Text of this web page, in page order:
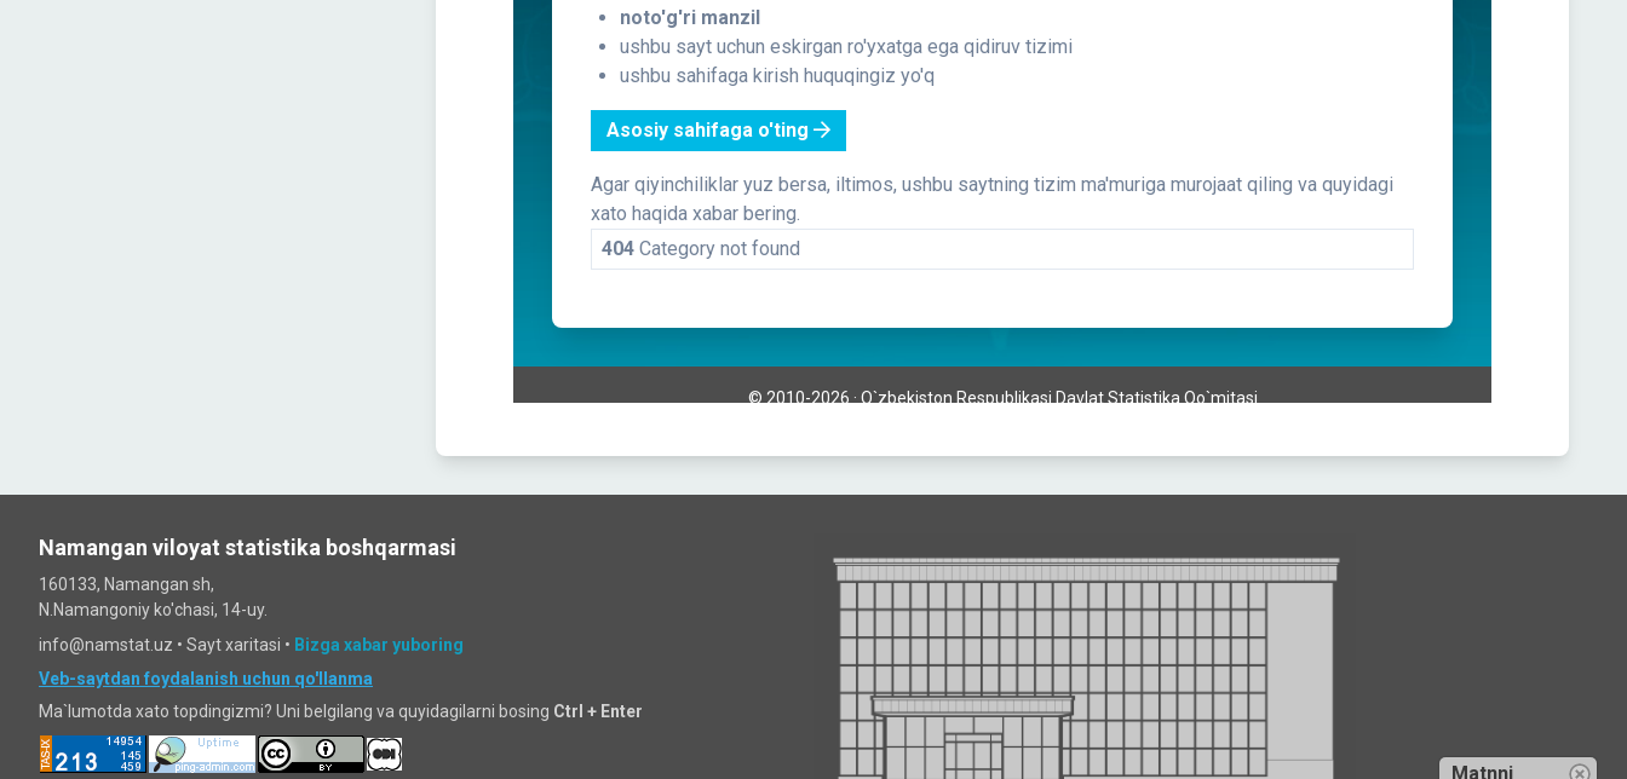
Namangan viloyat statistika boshqarmasi
160133, Namangan sh,
N.Namangoniy ko'chasi, 14-uy.
info@namstat.uz • Sayt xaritasi • Bizga xabar yuboring
Veb-saytdan foydalanish uchun qo'llanma
Ma`lumotda xato topdingizmi? Uni belgilang va quyidagilarni bosing Ctrl + Enter
Matnni